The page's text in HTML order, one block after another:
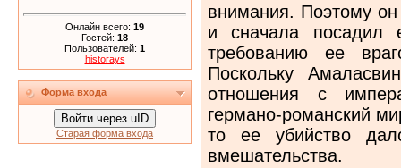
Онлайн всего: 19
Гостей: 18
Пользователей: 1
historays
Форма входа
Войти через uID
Старая форма входа
внимания. Поэтому
и сначала посадил
требованию ее
Поскольку
отношения с
германо-романский
то ее убийство
вмешательства.